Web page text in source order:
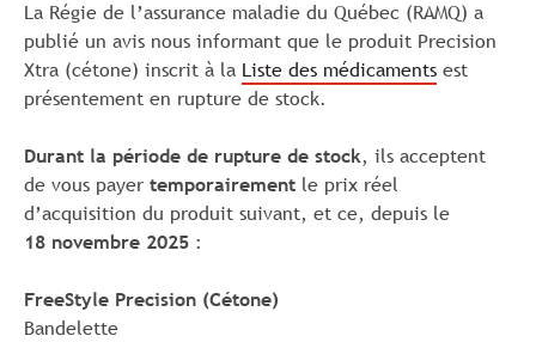
La Régie de l’assurance maladie du Québec (RAMQ) a
publié un avis nous informant que le produit Precision
Xtra (cétone) inscrit à la Liste des médicaments est
présentement en rupture de stock.
Durant la période de rupture de stock, ils acceptent
de vous payer temporairement le prix réel
d’acquisition du produit suivant, et ce, depuis le
18 novembre 2025 :
FreeStyle Precision (Cétone)
Bandelette